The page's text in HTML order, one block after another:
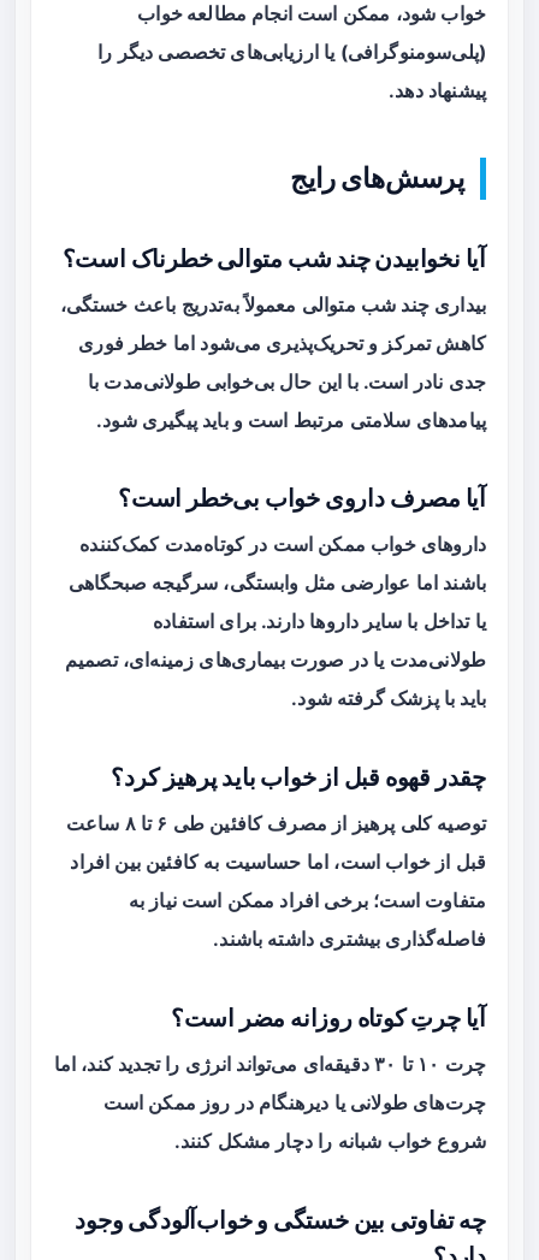
خواب شود، ممکن است انجام مطالعه خواب
(پلی‌سومنوگرافی) یا ارزیابی‌های تخصصی دیگر را
پیشنهاد دهد.
پرسش‌های رایج
آیا نخوابیدن چند شب متوالی خطرناک است؟
بیداری چند شب متوالی معمولاً به‌تدریج باعث خستگی،
کاهش تمرکز و تحریک‌پذیری می‌شود اما خطر فوری
جدی نادر است. با این حال بی‌خوابی طولانی‌مدت با
پیامدهای سلامتی مرتبط است و باید پیگیری شود.
آیا مصرف داروی خواب بی‌خطر است؟
داروهای خواب ممکن است در کوتاه‌مدت کمک‌کننده
باشند اما عوارضی مثل وابستگی، سرگیجه صبحگاهی
یا تداخل با سایر داروها دارند. برای استفاده
طولانی‌مدت یا در صورت بیماری‌های زمینه‌ای، تصمیم
باید با پزشک گرفته شود.
چقدر قهوه قبل از خواب باید پرهیز کرد؟
توصیه کلی پرهیز از مصرف کافئین طی ۶ تا ۸ ساعت
قبل از خواب است، اما حساسیت به کافئین بین افراد
متفاوت است؛ برخی افراد ممکن است نیاز به
فاصله‌گذاری بیشتری داشته باشند.
آیا چرتِ کوتاه روزانه مضر است؟
چرت ۱۰ تا ۳۰ دقیقه‌ای می‌تواند انرژی را تجدید کند، اما
چرت‌های طولانی یا دیرهنگام در روز ممکن است
شروع خواب شبانه را دچار مشکل کنند.
چه تفاوتی بین خستگی و خواب‌آلودگی وجود